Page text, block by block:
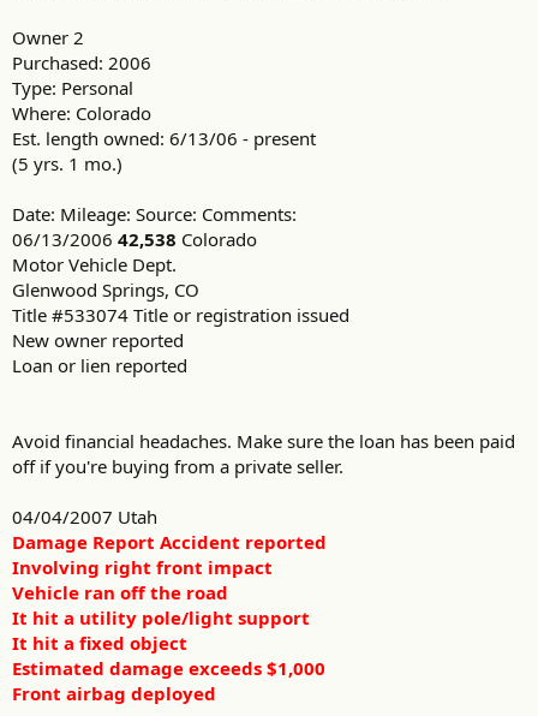
Owner 2
Purchased: 2006
Type: Personal
Where: Colorado
Est. length owned: 6/13/06 - present
(5 yrs. 1 mo.)
Date: Mileage: Source: Comments:
06/13/2006 42,538 Colorado
Motor Vehicle Dept.
Glenwood Springs, CO
Title #533074 Title or registration issued
New owner reported
Loan or lien reported
Avoid financial headaches. Make sure the loan has been paid
off if you're buying from a private seller.
04/04/2007 Utah
Damage Report Accident reported
Involving right front impact
Vehicle ran off the road
It hit a utility pole/light support
It hit a fixed object
Estimated damage exceeds $1,000
Front airbag deployed